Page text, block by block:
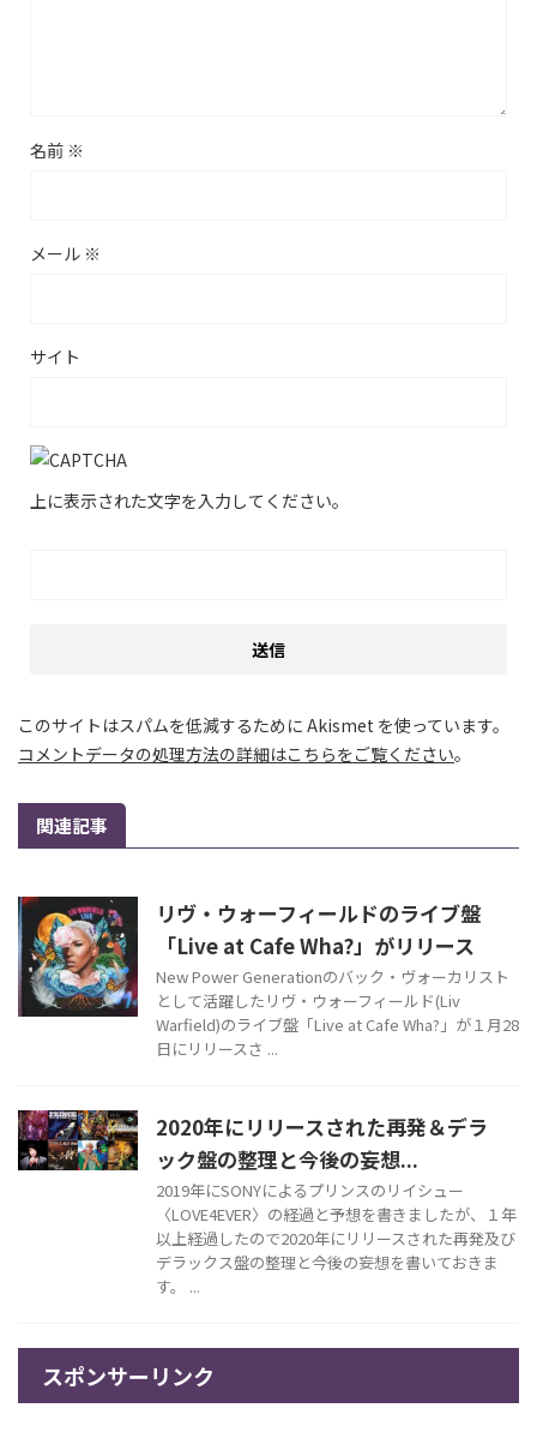
名前 ※
メール ※
サイト
上に表示された文字を入力してください。
このサイトはスパムを低減するために Akismet を使っています。
コメントデータの処理方法の詳細はこちらをご覧ください。
関連記事
リヴ・ウォーフィールドのライブ盤
「Live at Cafe Wha?」がリリース
New Power Generationのバック・ヴォーカリスト
として活躍したリヴ・ウォーフィールド(Liv
Warfield)のライブ盤「Live at Cafe Wha?」が１月28
日にリリースさ ...
2020年にリリースされた再発＆デラ
ック盤の整理と今後の妄想...
2019年にSONYによるプリンスのリイシュー
〈LOVE4EVER〉の経過と予想を書きましたが、１年
以上経過したので2020年にリリースされた再発及び
デラックス盤の整理と今後の妄想を書いておきま
す。 ...
スポンサーリンク